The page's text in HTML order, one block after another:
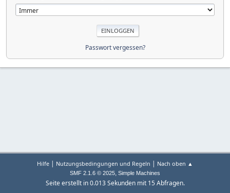
Passwort vergessen?
Hilfe | Nutzungsbedingungen und Regeln | Nach oben ▲
SMF 2.1.6 © 2025, Simple Machines
Seite erstellt in 0.013 Sekunden mit 15 Abfragen.